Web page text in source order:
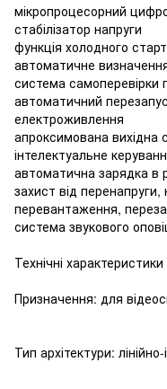
мікропроцесорний
стабілізатор напруги
функція холодного
автоматичне
система самоперевірки
автоматичний
електроживлення
апроксимована вихідна
інтелектуальне
автоматична зарядка в
захист від
перевантаження,
система звукового
Технічні характеристики
Призначення: для
Тип архітектури: